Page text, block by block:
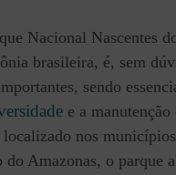
Nacional Nascentes
brasileira, é, sem
sendo
e a manutenção
localizado nos
do Amazonas, o parque